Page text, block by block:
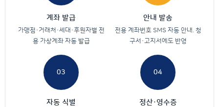
계좌 발급
가맹점·거래처·세대·후원자별 전
용 가상계좌 자동 발급
안내 발송
전용 계좌번호 SMS 자동 안내. 청
구서·고지서에도 반영
03
자동 식별
04
정산·영수증